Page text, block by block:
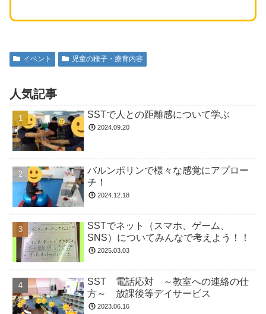
イベント 児童の様子・療育内容
人気記事
SSTで人との距離感について学ぶ
2024.09.20
バルンポリンで様々な感覚にアプロー
チ！
2024.12.18
SSTでネット（スマホ、ゲーム、
SNS）についてみんなで考えよう！！
2025.03.03
SST 電話応対 ～教室への連絡の仕
方～ 放課後等デイサービス
2023.06.16